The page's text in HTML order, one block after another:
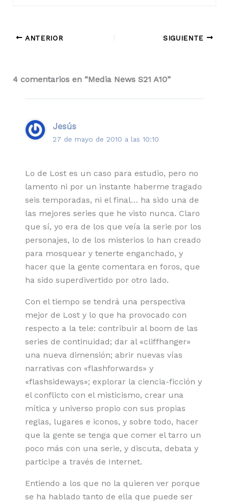
ANTERIOR SIGUIENTE
4 comentarios en “Media News S21 A10”
Jesús
27 de mayo de 2010 a las 10:10
Lo de Lost es un caso para estudio, pero no
lamento ni por un instante haberme tragado
seis temporadas, ni el final… ha sido una de
las mejores series que he visto nunca. Claro
que sí, yo era de los que veía la serie por los
personajes, lo de los misterios lo han creado
para mosquear y tenerte enganchado, y
hacer que la gente comentara en foros, que
ha sido superdivertido por otro lado.
Con el tiempo se tendrá una perspectiva
mejor de Lost y lo que ha provocado con
respecto a la tele: contribuir al boom de las
series de continuidad; dar al «cliffhanger»
una nueva dimensión; abrir nuevas vías
narrativas con «flashforwards» y
«flashsideways»; explorar la ciencia-ficción y
el conflicto con el misticismo, crear una
mítica y universo propio con sus propias
reglas, lugares e iconos, y sobre todo, hacer
que la gente se tenga que comer el tarro un
poco más con una serie, y discuta, debata y
participe a través de Internet.
Entiendo a los que no la quieren ver porque
se ha hablado tanto de ella que puede ser